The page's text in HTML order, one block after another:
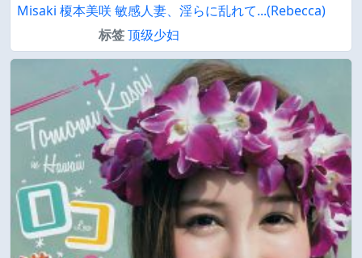
Misaki 榎本美咲 敏感人妻、淫らに乱れて...(Rebecca)
标签顶级少妇